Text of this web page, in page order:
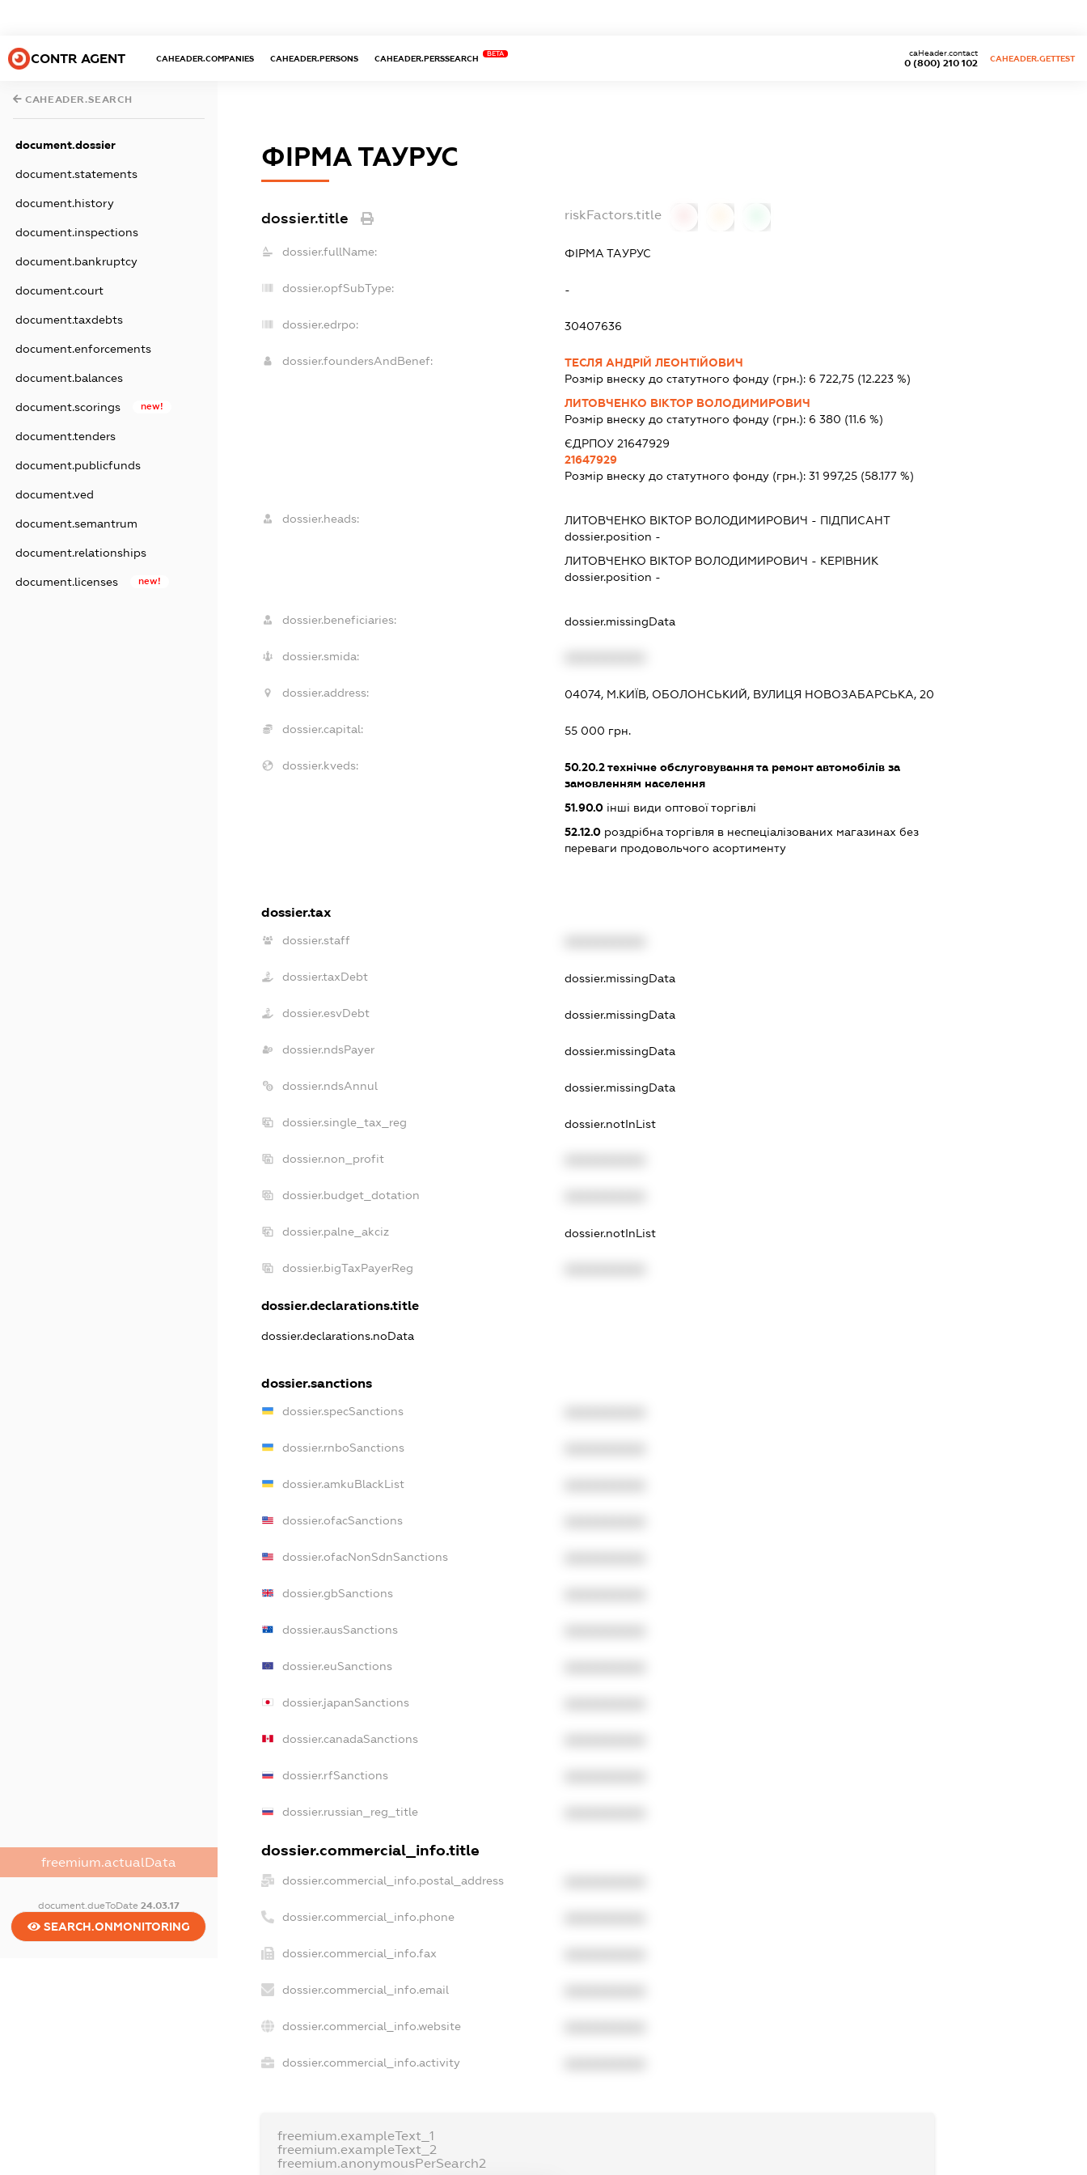
CONTR AGENT CAHEADER.COMPANIES CAHEADER.PERSONS CAHEADER.PERSSEARCH
BETA
0 (800) 210 102
caHeader.contact
CAHEADER.GETTEST
CAHEADER.SEARCH
document.dossier
document.statements
document.history
document.inspections
document.bankruptcy
document.court
document.taxdebts
document.enforcements
document.balances
document.scorings new!
document.tenders
document.publicfunds
document.ved
document.semantrum
document.relationships
document.licenses new!
freemium.actualData
document.dueToDate 24.03.17
SEARCH.ONMONITORING
ФІРМА ТАУРУС
dossier.title riskFactors.title
dossier.fullName: ФІРМА ТАУРУС
dossier.opfSubType: -
dossier.edrpo: 30407636
dossier.foundersAndBenef:
ТЕСЛЯ АНДРІЙ ЛЕОНТІЙОВИЧ
Розмір внеску до статутного фонду (грн.): 6 722,75(12.223 %)
ЛИТОВЧЕНКО ВІКТОР ВОЛОДИМИРОВИЧ
Розмір внеску до статутного фонду (грн.): 6 380 (11.6 %)
ЄДРПОУ 21647929
21647929
Розмір внеску до статутного фонду (грн.): 31 997,25(58.177 %)
dossier.heads: ЛИТОВЧЕНКО ВІКТОР ВОЛОДИМИРОВИЧ - ПІДПИСАНТ
dossier.position -
ЛИТОВЧЕНКО ВІКТОР ВОЛОДИМИРОВИЧ - КЕРІВНИК
dossier.position -
dossier.beneficiaries: dossier.missingData
dossier.smida:
dossier.address: 04074, М.КИЇВ, ОБОЛОНСЬКИЙ, ВУЛИЦЯ НОВОЗАБАРСЬКА, 20
dossier.capital: 55 000 грн.
dossier.kveds: 50.20.2технічне обслуговування та ремонт автомобілів за
замовленням населення
51.90.0інші види оптової торгівлі
52.12.0роздрібна торгівля в неспеціалізованих магазинах без
переваги продовольчого асортименту
dossier.tax
dossier.staff
dossier.taxDebt dossier.missingData
dossier.esvDebt dossier.missingData
dossier.ndsPayer dossier.missingData
dossier.ndsAnnul dossier.missingData
dossier.single_tax_reg dossier.notInList
dossier.non_profit
dossier.budget_dotation
dossier.palne_akciz dossier.notInList
dossier.bigTaxPayerReg
dossier.declarations.title
dossier.declarations.noData
dossier.sanctions
dossier.specSanctions
dossier.rnboSanctions
dossier.amkuBlackList
dossier.ofacSanctions
dossier.ofacNonSdnSanctions
dossier.gbSanctions
dossier.ausSanctions
dossier.euSanctions
dossier.japanSanctions
dossier.canadaSanctions
dossier.rfSanctions
dossier.russian_reg_title
dossier.commercial_info.title
dossier.commercial_info.postal_address
dossier.commercial_info.phone
dossier.commercial_info.fax
dossier.commercial_info.email
dossier.commercial_info.website
dossier.commercial_info.activity
freemium.exampleText_1
freemium.exampleText_2
freemium.anonymousPerSearch2